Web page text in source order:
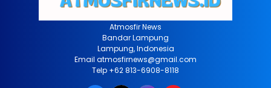
Atmosfir News
Bandar Lampung
Lampung, Indonesia
Email atmosfirnews@gmail.com
Telp +62 813-6908-8118